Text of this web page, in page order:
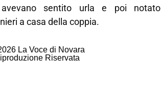
avevano sentito urla e poi notato
a casa della coppia.
La Voce di Novara
Riservata